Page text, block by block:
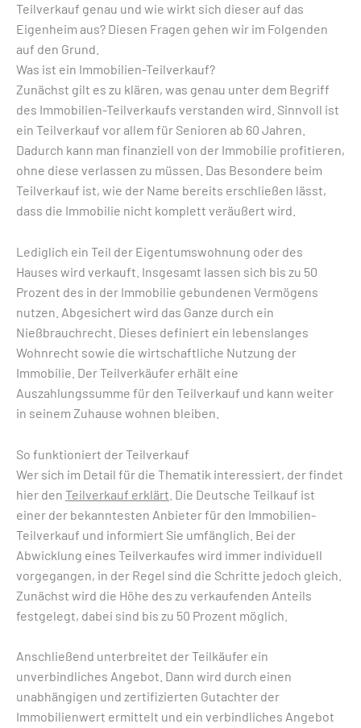
Teilverkauf genau und wie wirkt sich dieser auf das
Eigenheim aus? Diesen Fragen gehen wir im Folgenden
auf den Grund.
Was ist ein Immobilien-Teilverkauf?
Zunächst gilt es zu klären, was genau unter dem Begriff
des Immobilien-Teilverkaufs verstanden wird. Sinnvoll ist
ein Teilverkauf vor allem für Senioren ab 60 Jahren.
Dadurch kann man finanziell von der Immobilie profitieren,
ohne diese verlassen zu müssen. Das Besondere beim
Teilverkauf ist, wie der Name bereits erschließen lässt,
dass die Immobilie nicht komplett veräußert wird.
Lediglich ein Teil der Eigentumswohnung oder des
Hauses wird verkauft. Insgesamt lassen sich bis zu 50
Prozent des in der Immobilie gebundenen Vermögens
nutzen. Abgesichert wird das Ganze durch ein
Nießbrauchrecht. Dieses definiert ein lebenslanges
Wohnrecht sowie die wirtschaftliche Nutzung der
Immobilie. Der Teilverkäufer erhält eine
Auszahlungssumme für den Teilverkauf und kann weiter
in seinem Zuhause wohnen bleiben.
So funktioniert der Teilverkauf
Wer sich im Detail für die Thematik interessiert, der findet
hier den Teilverkauf erklärt . Die Deutsche Teilkauf ist
einer der bekanntesten Anbieter für den Immobilien-
Teilverkauf und informiert Sie umfänglich. Bei der
Abwicklung eines Teilverkaufes wird immer individuell
vorgegangen, in der Regel sind die Schritte jedoch gleich.
Zunächst wird die Höhe des zu verkaufenden Anteils
festgelegt, dabei sind bis zu 50 Prozent möglich.
Anschließend unterbreitet der Teilkäufer ein
unverbindliches Angebot. Dann wird durch einen
unabhängigen und zertifizierten Gutachter der
Immobilienwert ermittelt und ein verbindliches Angebot